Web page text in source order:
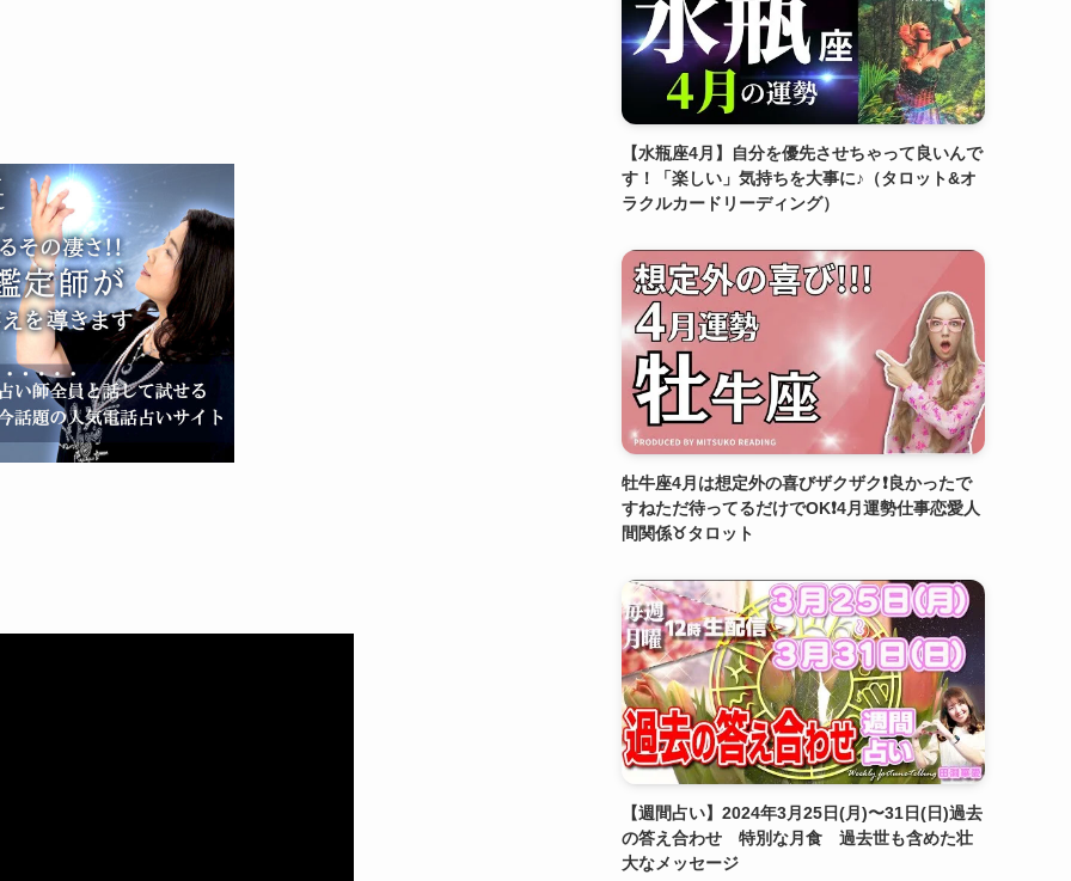
【水瓶座4月】自分を優先させちゃって良いんで
す！「楽しい」気持ちを大事に♪（タロット&オ
ラクルカードリーディング）
牡牛座4月は想定外の喜びザクザク❗️良かったで
すねただ待ってるだけでOK❗️4月運勢仕事恋愛人
間関係♉️タロット
【週間占い】2024年3月25日(月)〜31日(日)過去
の答え合わせ 特別な月食 過去世も含めた壮
大なメッセージ